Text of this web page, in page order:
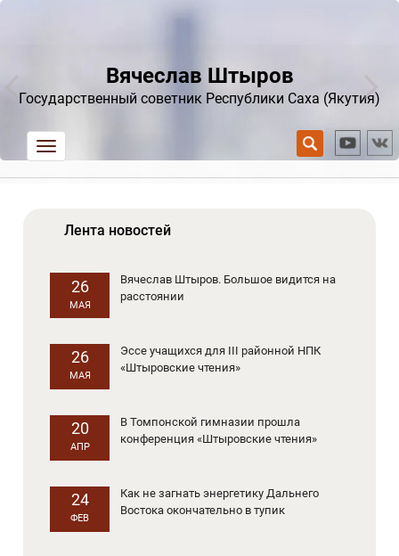
Вячеслав Штыров
Государственный советник Республики Саха (Якутия)
trk
Лента новостей
26
МАЯ
Вячеслав Штыров. Большое видится на
расстоянии
26
МАЯ
Эссе учащихся для III районной НПК
«Штыровские чтения»
20
АПР
В Томпонской гимназии прошла
конференция «Штыровские чтения»
24
ФЕВ
Как не загнать энергетику Дальнего
Востока окончательно в тупик